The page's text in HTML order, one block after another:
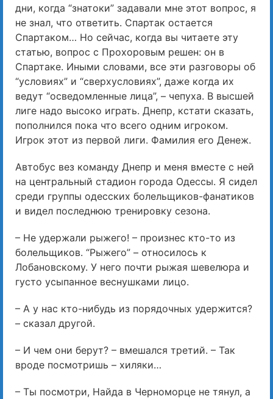
дни, когда “знатоки” задавали мне этот вопрос, я
не знал, что ответить. Спартак остается
Спартаком… Но сейчас, когда вы читаете эту
статью, вопрос с Прохоровым решен: он в
Спартаке. Иными словами, все эти разговоры об
“условиях” и “сверхусловиях”, даже когда их
ведут “осведомленные лица”, – чепуха. В высшей
лиге надо высоко играть. Днепр, кстати сказать,
пополнился пока что всего одним игроком.
Игрок этот из первой лиги. Фамилия его Денеж.
Автобус вез команду Днепр и меня вместе с ней
на центральный стадион города Одессы. Я сидел
среди группы одесских болельщиков-фанатиков
и видел последнюю тренировку сезона.
– Не удержали рыжего! – произнес кто-то из
болельщиков. “Рыжего” – относилось к
Лобановскому. У него почти рыжая шевелюра и
густо усыпанное веснушками лицо.
– А у нас кто-нибудь из порядочных удержится?
– сказал другой.
– И чем они берут? – вмешался третий. – Так
вроде посмотришь – хиляки…
– Ты посмотри, Найда в Черноморце не тянул, а